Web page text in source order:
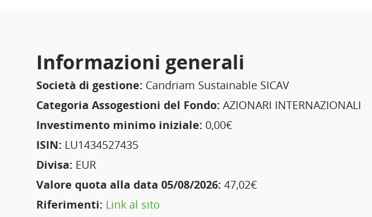
Informazioni generali
Società di gestione: Candriam Sustainable SICAV
Categoria Assogestioni del Fondo: AZIONARI INTERNAZIONALI
Investimento minimo iniziale: 0,00€
ISIN: LU1434527435
Divisa: EUR
Valore quota alla data 05/08/2026: 47,02€
Riferimenti: Link al sito